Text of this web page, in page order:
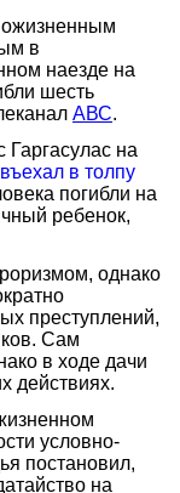
в
наезде на
шесть
АВС.
на
въехал в толпу
погибли на
ребенок,
однако
преступлений,
Сам
в ходе дачи
действиях.
условно-
постановил,
на